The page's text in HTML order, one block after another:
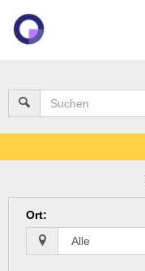
Ort: